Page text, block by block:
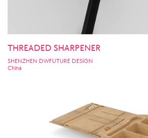
THREADED SHARPENER
SHENZHEN DWFUTURE DESIGN
China